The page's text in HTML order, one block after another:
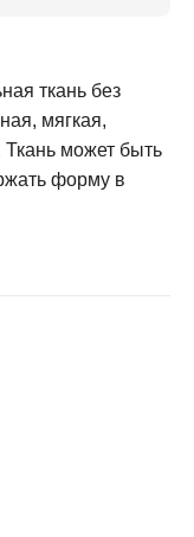
ткань без
мягкая,
может быть
форму в